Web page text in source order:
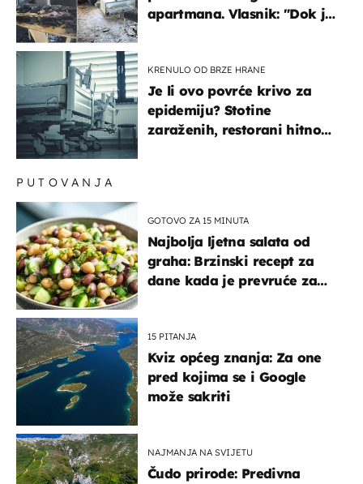
apartmana. Vlasnik: "Dok je
KRENULO OD BRZE HRANE
Je li ovo povrće krivo za
epidemiju? Stotine
zaraženih, restorani hitno
PUTOVANJA
GOTOVO ZA 15 MINUTA
Najbolja ljetna salata od
graha: Brzinski recept za
dane kada je prevruće za
15 PITANJA
Kviz općeg znanja: Za one
pred kojima se i Google
može sakriti
NAJMANJA NA SVIJETU
Čudo prirode: Predivna